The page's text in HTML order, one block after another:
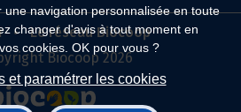
navigation personnalisée en toute
changer d'avis à tout moment en
cookies. OK pour vous ?
et paramétrer les cookies
Le réseau Biocoop
Biocoop 2026